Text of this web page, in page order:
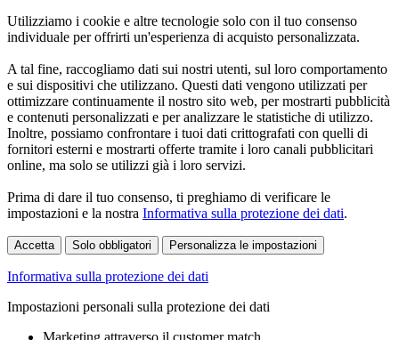
Utilizziamo i cookie e altre tecnologie solo con il tuo consenso
individuale per offrirti un'esperienza di acquisto personalizzata.
A tal fine, raccogliamo dati sui nostri utenti, sul loro comportamento
e sui dispositivi che utilizzano. Questi dati vengono utilizzati per
ottimizzare continuamente il nostro sito web, per mostrarti pubblicità
e contenuti personalizzati e per analizzare le statistiche di utilizzo.
Inoltre, possiamo confrontare i tuoi dati crittografati con quelli di
fornitori esterni e mostrarti offerte tramite i loro canali pubblicitari
online, ma solo se utilizzi già i loro servizi.
Prima di dare il tuo consenso, ti preghiamo di verificare le
impostazioni e la nostra Informativa sulla protezione dei dati.
Accetta Solo obbligatori Personalizza le impostazioni
Informativa sulla protezione dei dati
Impostazioni personali sulla protezione dei dati